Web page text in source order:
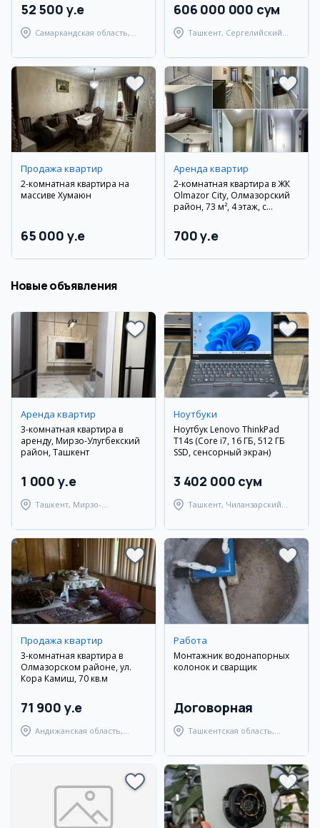
52 500 y.e
Самаркандская область,
606 000 000 сум
Ташкент, Сергелийский
Продажа квартир
2-комнатная квартира на
массиве Хумаюн
65 000 y.e
Аренда квартир
2-комнатная квартира в ЖК
Olmazor City, Олмазорский
район, 73 м², 4 этаж, с
700 y.e
Новые объявления
Аренда квартир
3-комнатная квартира в
аренду, Мирзо-Улугбекский
район, Ташкент
1 000 y.e
Ташкент, Мирзо-
Ноутбуки
Ноутбук Lenovo ThinkPad
T14s (Core i7, 16 ГБ, 512 ГБ
SSD, сенсорный экран)
3 402 000 сум
Ташкент, Чиланзарский
Продажа квартир
3-комнатная квартира в
Олмазорском районе, ул.
Кора Камиш, 70 кв.м
71 900 y.e
Андижанская область,
Работа
Монтажник водонапорных
колонок и сварщик
Договорная
Ташкентская область,